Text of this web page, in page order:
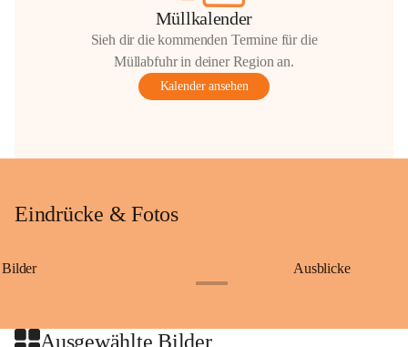
Müllkalender
Sieh dir die kommenden Termine für die
Müllabfuhr in deiner Region an.
Kalender ansehen
Eindrücke & Fotos
Bilder Ausblicke
Ausgewählte Bilder